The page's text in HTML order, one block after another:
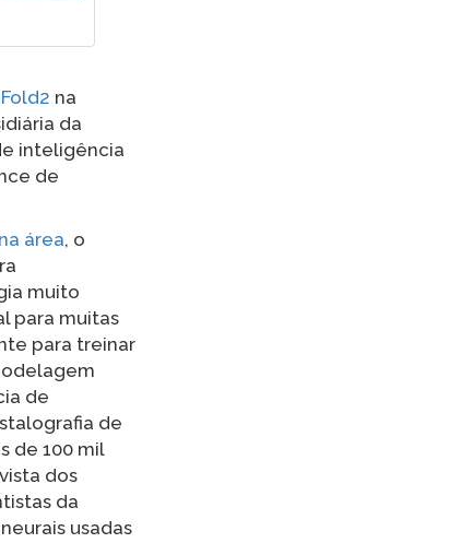
na
da
inteligência
de
área, o
muito
para muitas
para treinar
de
de
de 100 mil
dos
da
usadas